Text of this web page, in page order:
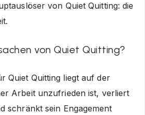
von Quiet Quitting: die
von Quiet Quitting?
Quiet Quitting liegt auf der
Arbeit unzufrieden ist, verliert
schränkt sein Engagement